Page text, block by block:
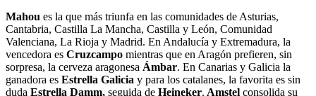
Mahou es la que más triunfa en las comunidades de Asturias,
Cantabria, Castilla La Mancha, Castilla y León, Comunidad
Valenciana, La Rioja y Madrid. En Andalucía y Extremadura, la
vencedora es Cruzcampo mientras que en Aragón prefieren, sin
sorpresa, la cerveza aragonesa Ámbar. En Canarias y Galicia la
ganadora es Estrella Galicia y para los catalanes, la favorita es sin
duda Estrella Damm, seguida de Heineker. Amstel consolida su